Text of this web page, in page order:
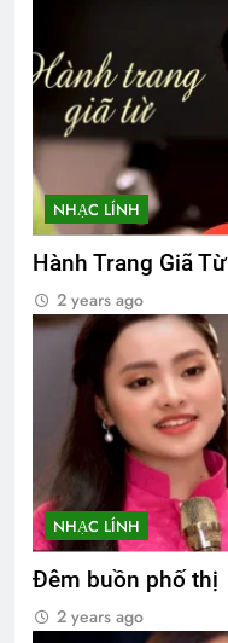
NHẠC LÍNH
Hành Trang Giã Từ
2 years ago
NHẠC LÍNH
Đêm buồn phố thị
2 years ago